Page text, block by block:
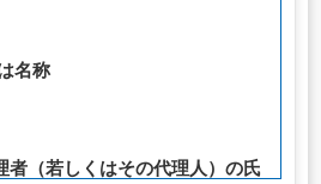
名称
者（若しくはその代理人）の氏